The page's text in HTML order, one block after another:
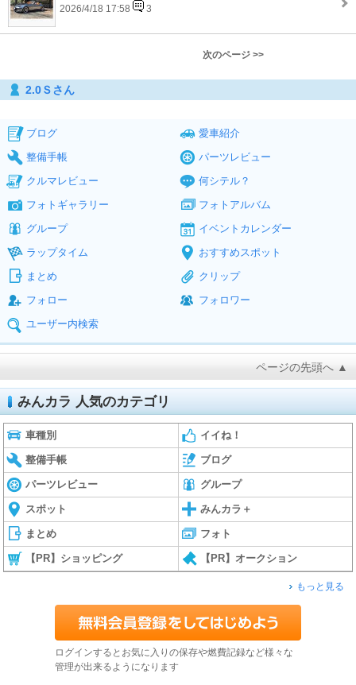
2026/4/18 17:58 3
次のページ >>
2.0Ｓさん
ブログ
愛車紹介
整備手帳
パーツレビュー
クルマレビュー
何シテル？
フォトギャラリー
フォトアルバム
グループ
イベントカレンダー
ラップタイム
おすすめスポット
まとめ
クリップ
フォロー
フォロワー
ユーザー内検索
ページの先頭へ ▲
みんカラ 人気のカテゴリ
車種別 イイね！
整備手帳 ブログ
パーツレビュー グループ
スポット みんカラ＋
まとめ フォト
【PR】ショッピング 【PR】オークション
もっと見る
ログインするとお気に入りの保存や燃費記録など様々な
管理が出来るようになります